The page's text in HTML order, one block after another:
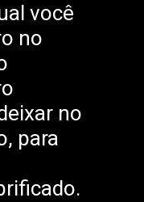
você
no
no
para